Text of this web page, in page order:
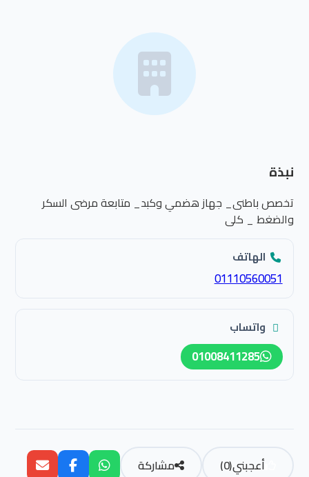
نبذة
تخصص باطنى_ جهاز هضمي وكبد_ متابعة مرضى السكر
والضغط _ كلى
الهاتف
01110560051
واتساب
01008411285
أعجبني(
0
) مشاركة